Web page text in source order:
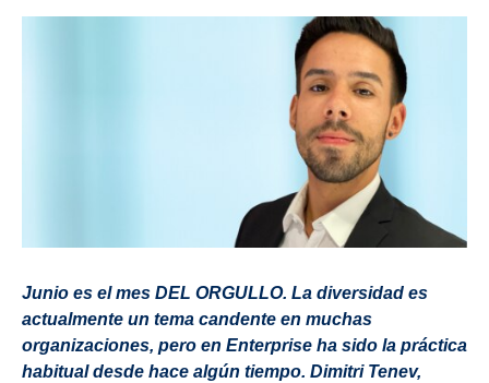
Junio es el mes DEL ORGULLO. La diversidad es
actualmente un tema candente en muchas
organizaciones, pero en Enterprise ha sido la práctica
habitual desde hace algún tiempo. Dimitri Tenev,